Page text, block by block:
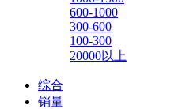
600-1000
300-600
100-300
20000以上
综合
销量